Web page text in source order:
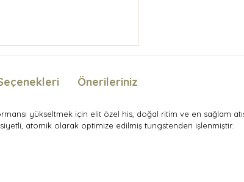
Önerileriniz
yükseltmek için elit özel his, doğal ritim ve en sağlam
atomik olarak optimize edilmiş tungstenden işlenmiştir.